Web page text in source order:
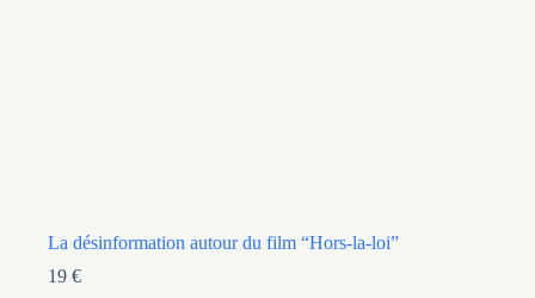
La désinformation autour du film “Hors-la-loi”
19 €